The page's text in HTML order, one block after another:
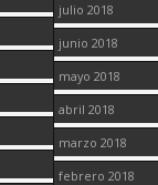
julio 2018
junio 2018
mayo 2018
abril 2018
marzo 2018
febrero 2018